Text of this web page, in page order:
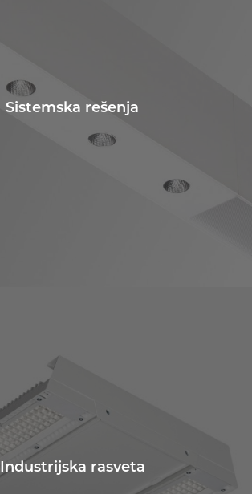
Sistemska rešenja
Industrijska rasveta